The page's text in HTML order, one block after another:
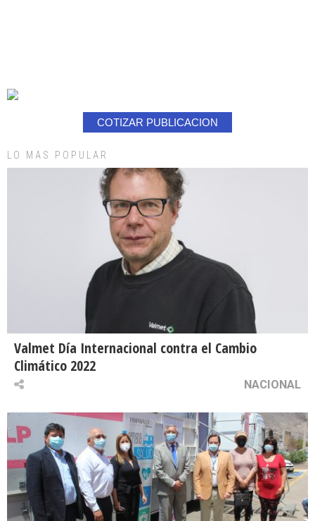
COTIZAR PUBLICACION
LO MAS POPULAR
Valmet Día Internacional contra el Cambio
Climático 2022
NACIONAL